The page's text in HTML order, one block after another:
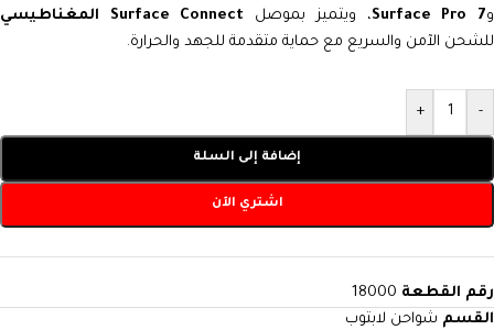
وSurface Pro 7، ويتميز بموصل Surface Connect المغناطيسي
للشحن الآمن والسريع مع حماية متقدمة للجهد والحرارة.
-
+
إضافة إلى السلة
اشتري الآن
رقم القطعة 18000
القسم شواحن لابتوب